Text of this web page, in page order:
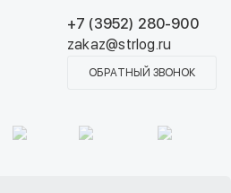
+7 (3952) 280-900
zakaz@strlog.ru
ОБРАТНЫЙ ЗВОНОК